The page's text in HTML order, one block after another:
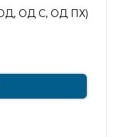
ОД С, ОД ПХ)